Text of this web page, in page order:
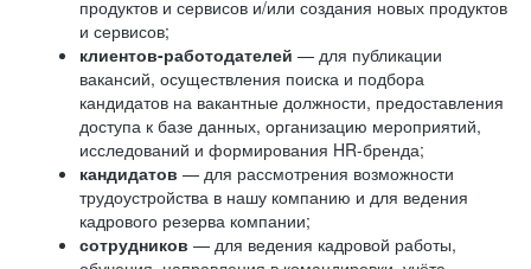
продуктов и сервисов и/или создания новых продуктов
и сервисов;
клиентов-работодателей — для публикации
вакансий, осуществления поиска и подбора
кандидатов на вакантные должности, предоставления
доступа к базе данных, организацию мероприятий,
исследований и формирования HR-бренда;
кандидатов — для рассмотрения возможности
трудоустройства в нашу компанию и для ведения
кадрового резерва компании;
сотрудников — для ведения кадровой работы,